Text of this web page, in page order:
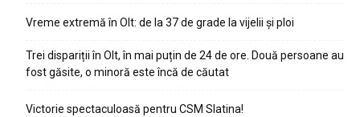
Vreme extremă în Olt: de la 37 de grade la vijelii și ploi
Trei dispariții în Olt, în mai puțin de 24 de ore. Două persoane au
fost găsite, o minoră este încă de căutat
Victorie spectaculoasă pentru CSM Slatina!